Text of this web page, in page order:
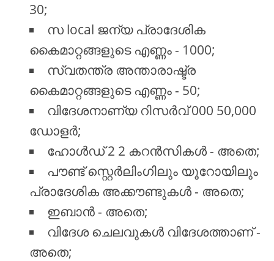
30;
സ local ജന്യ പ്രാദേശിക
കൈമാറ്റങ്ങളുടെ എണ്ണം - 1000;
സ്വതന്ത്ര അന്താരാഷ്ട്ര
കൈമാറ്റങ്ങളുടെ എണ്ണം - 50;
വിദേശനാണ്യ റിസർവ് 000 50,000
ഡോളർ;
ഹോൾഡ് 2 2 കറൻസികൾ - അതെ;
പൗണ്ട് സ്റ്റെർലിംഗിലും യൂറോയിലും
പ്രാദേശിക അക്കൗണ്ടുകൾ - അതെ;
ഇബാൻ - അതെ;
വിദേശ ചെലവുകൾ വിദേശത്താണ് -
അതെ;